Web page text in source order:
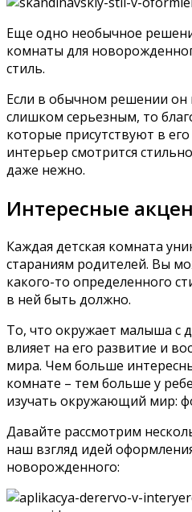
Еще одно необычное
комнаты для
стиль.
Если в обычном решении он
слишком серьезным, то
которые присутствуют в
интерьер смотрится
даже нежно.
Интересные
Каждая детская комната
стараниям родителей. Вы
какого-то определенного
в ней быть должно.
То, что окружает малыша с
влияет на его развитие и
мира. Чем больше
комнате – тем больше у
изучать окружающий мир:
Давайте рассмотрим
наш взгляд идей
новорожденного: